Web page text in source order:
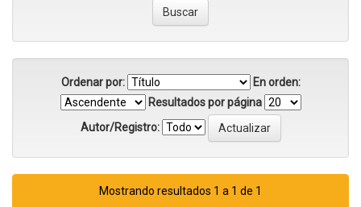
Ordenar por:
En orden:
Resultados por página
Autor/Registro:
Mostrando resultados 1 a 1 de 1